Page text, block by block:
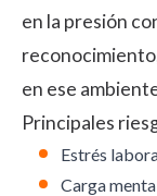
en la presión
en ese
Principales
Estrés
Carga